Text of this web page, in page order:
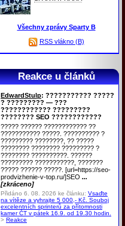
Všechny zprávy Sparty B
RSS vlákno (B)
Reakce u článků
EdwardStulp: ??????????? ?????
? ????????? — ???
???????????? ?????????
???????? SEO ????????????
????? ?????? ???????????? ??
??????????? ?????. ?????????? ?
????????? ????????, ?? ?????
???????? ???????? ????????? ?
???????? ??????????. ??????
????????? ???????????, ???????
????? ?????? ?????. [url=https://seo-
prodvizhenie-v-top.ru/]SEO ...
[zkráceno]
Přidáno 6. 08. 2026 ke článku: Vsaďte
na vítěze a vyhrajte 5 000,- Kč. Souboj
excelentních sprinterů za přítomnosti
kamer ČT v pátek 16.9. od 19.30 hodin.
> Reakce